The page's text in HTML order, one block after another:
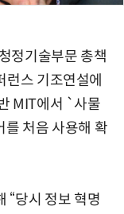
정기술부문 총책
스 기조연설에
MIT에서 `사물
처음 사용해 확
“당시 정보 혁명